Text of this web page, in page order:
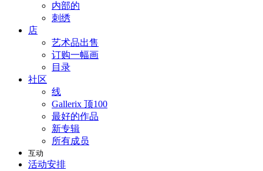
内部的
刺绣
店
艺术品出售
订购一幅画
目录
社区
线
Gallerix 顶100
最好的作品
新专辑
所有成员
互动
活动安排